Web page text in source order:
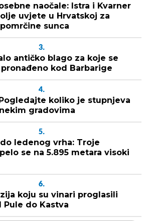
naočale: Istra i Kvarner
uvjete u Hrvatskoj za
sunca
3.
antičko blago za koje se
kod Barbarige
4.
koliko je stupnjeva
gradovima
5.
ledenog vrha: Troje
se na 5.895 metara visoki
6.
koju su vinari proglasili
do Kastva